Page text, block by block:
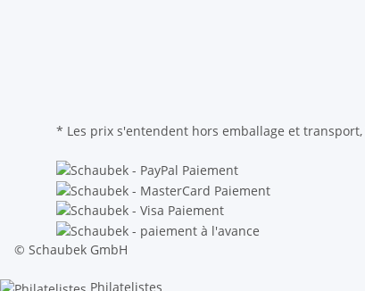
* Les prix s'entendent hors emballage et transport,
© Schaubek GmbH
Philatelistes